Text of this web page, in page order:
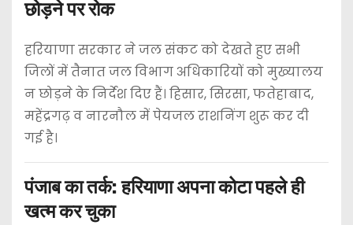
छोड़ने पर रोक
हरियाणा सरकार ने जल संकट को देखते हुए सभी
जिलों में तैनात जल विभाग अधिकारियों को मुख्यालय
न छोड़ने के निर्देश दिए हैं। हिसार, सिरसा, फतेहाबाद,
महेंद्रगढ़ व नारनौल में पेयजल राशनिंग शुरू कर दी
गई है।
पंजाब का तर्क: हरियाणा अपना कोटा पहले ही
खत्म कर चुका